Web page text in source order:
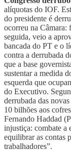
alíquotas do IOF.
do presidente é
ocorreu na Câmara:
seguida, veio a
bancada do PT e o
contra a derrubada
que a base
sustentar a medida
esquerda que
do Executivo.
derrubada das
10 bilhões aos
Fernando Haddad
injustiça: combate a
equilibrar as contas
trabalhadores”.